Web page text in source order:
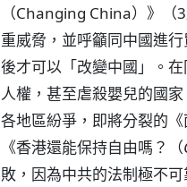
（Changing China）》
重威脅，並呼籲同中國進
後才可以「改變中國」。
人權，甚至虐殺嬰兒的國
各地區紛爭，即將分裂的
《香港還能保持自由嗎？（
敗，因為中共的法制極不